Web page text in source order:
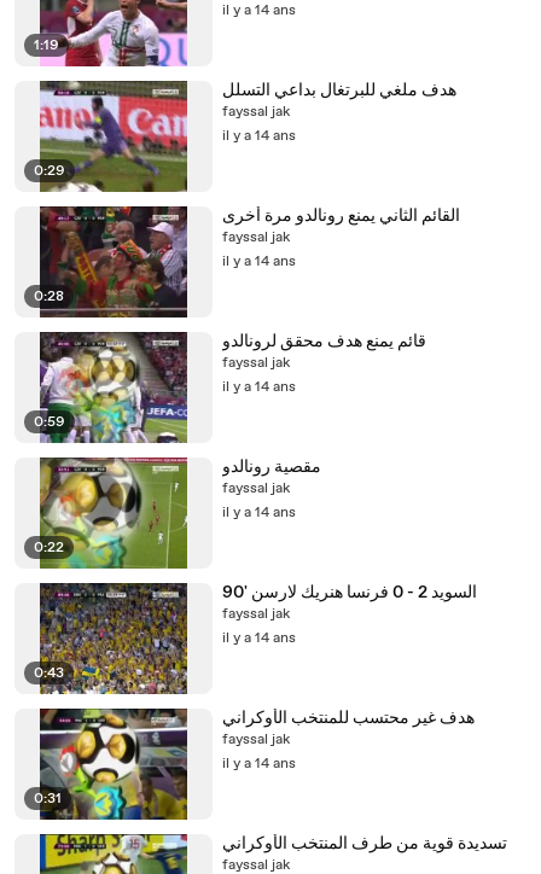
1:19
il y a 14 ans
0:29
هدف ملغي للبرتغال بداعي التسلل
fayssal jak
il y a 14 ans
0:28
القائم الثاني يمنع رونالدو مرة أخرى
fayssal jak
il y a 14 ans
0:59
قائم يمنع هدف محقق لرونالدو
fayssal jak
il y a 14 ans
0:22
مقصية رونالدو
fayssal jak
il y a 14 ans
0:43
السويد 2 - 0 فرنسا هنريك لارسن '90
fayssal jak
il y a 14 ans
0:31
هدف غير محتسب للمنتخب الأوكراني
fayssal jak
il y a 14 ans
تسديدة قوية من طرف المنتخب الأوكراني
fayssal jak